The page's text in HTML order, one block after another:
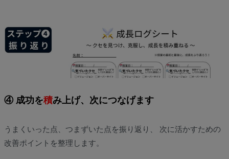
④ 成功を積み上げ、次につなげます
うまくいった点、つまずいた点を振り返り、 次に活かすための
改善ポイントを整理します。